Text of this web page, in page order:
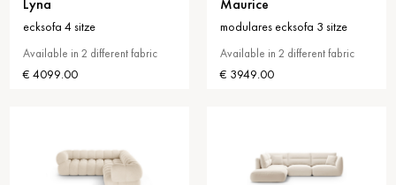
Lyna
ecksofa 4 sitze
Available in 2 different fabric
€ 4099.00
Maurice
modulares ecksofa 3 sitze
Available in 2 different fabric
€ 3949.00